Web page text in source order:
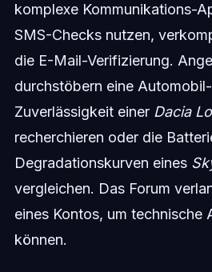
komplexe Kommunikations-
SMS-Checks nutzen,
die E-Mail-Verifizierung.
durchstöbern eine
Zuverlässigkeit einer Dacia
recherchieren oder die
Degradationskurven eines
vergleichen. Das Forum
eines Kontos, um technische
können.